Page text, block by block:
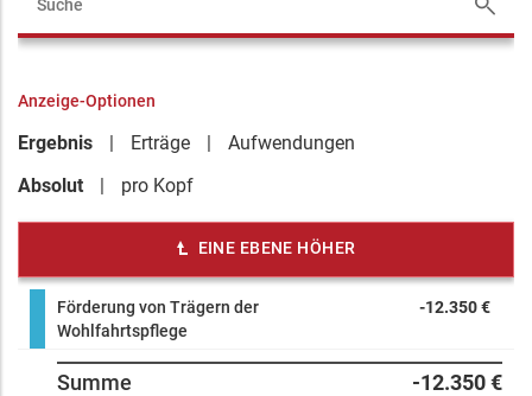
Anzeige-Optionen
Ergebnis Erträge
Aufwendungen
Absolut
pro Kopf
EINE EBENE HÖHER
Förderung von Trägern der
Wohlfahrtspflege
-12.350 €
Summe -12.350 €